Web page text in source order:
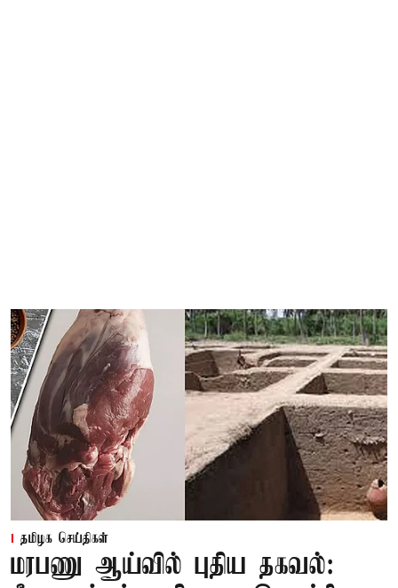
தமிழக செய்திகள்
மரபணு ஆய்வில் புதிய தகவல்: